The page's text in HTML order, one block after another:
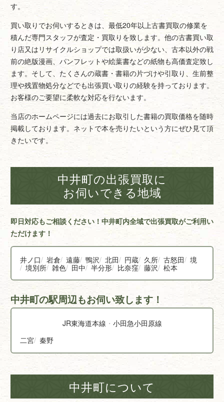
す。
買い取りでお伺いするときは、最低20年以上古書買取の修業を
積んだ専門スタッフが査定・買取りを致します。他の古書買い取
り店又はリサイクルショップでは取扱いが少ない、古本以外の戦
前の絶版漫画、パンフレットや絵葉書などの紙物も高価査定致し
ます。そして、たくさんの蔵書・書籍の片づけや引取り、生前整
理や残置物処分などでも出張買い取りの経験を持っております。
お客様のご要望に柔軟な対応を行ないます。
当店のホームページには過去にお取引した書籍の買取価格を随時
掲載しております。ネットで本を売りたいという方にぜひ見て頂
きたいです。
中井町の出張買取に
お伺いできる地域
即日対応もご相談ください！中井町内全域で出張買取がご利用い
ただけます！
井ノ口 岩倉 遠藤 鴨沢 北田 円蔵 久所 古怒田
境
境別所 雑色 田中 半分形 比奈窪 藤沢 松本
中井町の駅周辺もお伺い致します！
JR東海道本線
小田急小田原線
二宮 秦野
中井町について